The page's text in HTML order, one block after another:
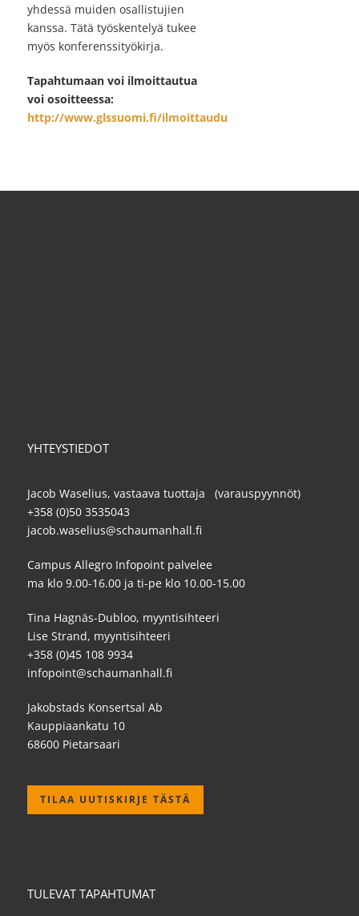
yhdessä muiden osallistujien
kanssa. Tätä työskentelyä tukee
myös konferenssityökirja.
Tapahtumaan voi ilmoittautua
voi osoitteessa:
http://www.glssuomi.fi/ilmoittaudu
YHTEYSTIEDOT
Jacob Waselius, vastaava tuottaja (varauspyynnöt)
+358 (0)50 3535043
jacob.waselius@schaumanhall.fi
Campus Allegro Infopoint palvelee
ma klo 9.00-16.00 ja ti-pe klo 10.00-15.00
Tina Hagnäs-Dubloo, myyntisihteeri
Lise Strand, myyntisihteeri
+358 (0)45 108 9934
infopoint@schaumanhall.fi
Jakobstads Konsertsal Ab
Kauppiaankatu 10
68600 Pietarsaari
TILAA UUTISKIRJE TÄSTÄ
TULEVAT TAPAHTUMAT